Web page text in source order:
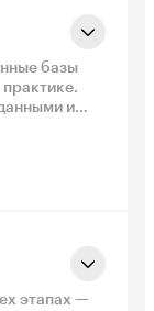
базы
и
этапах —